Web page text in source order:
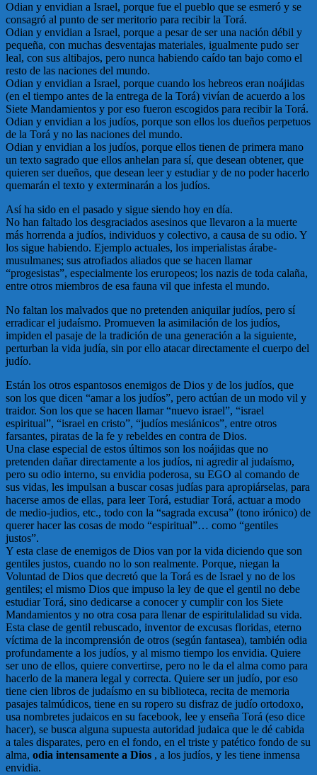
Odian y envidian a Israel, porque fue el pueblo que se esmeró y se
consagró al punto de ser meritorio para recibir la Torá.
Odian y envidian a Israel, porque a pesar de ser una nación débil y
pequeña, con muchas desventajas materiales, igualmente pudo ser
leal, con sus altibajos, pero nunca habiendo caído tan bajo como el
resto de las naciones del mundo.
Odian y envidian a Israel, porque cuando los hebreos eran noájidas
(en el tiempo antes de la entrega de la Torá) vivían de acuerdo a los
Siete Mandamientos y por eso fueron escogidos para recibir la Torá.
Odian y envidian a los judíos, porque son ellos los dueños perpetuos
de la Torá y no las naciones del mundo.
Odian y envidian a los judíos, porque ellos tienen de primera mano
un texto sagrado que ellos anhelan para sí, que desean obtener, que
quieren ser dueños, que desean leer y estudiar y de no poder hacerlo
quemarán el texto y exterminarán a los judíos.
Así ha sido en el pasado y sigue siendo hoy en día.
No han faltado los desgraciados asesinos que llevaron a la muerte
más horrenda a judíos, individuos y colectivo, a causa de su odio. Y
los sigue habiendo. Ejemplo actuales, los imperialistas árabe-
musulmanes; sus atrofiados aliados que se hacen llamar
“progesistas”, especialmente los eruropeos; los nazis de toda calaña,
entre otros miembros de esa fauna vil que infesta el mundo.
No faltan los malvados que no pretenden aniquilar judíos, pero sí
erradicar el judaísmo. Promueven la asimilación de los judíos,
impiden el pasaje de la tradición de una generación a la siguiente,
perturban la vida judía, sin por ello atacar directamente el cuerpo del
judío.
Están los otros espantosos enemigos de Dios y de los judíos, que
son los que dicen “amar a los judíos”, pero actúan de un modo vil y
traidor. Son los que se hacen llamar “nuevo israel”, “israel
espiritual”, “israel en cristo”, “judíos mesiánicos”, entre otros
farsantes, piratas de la fe y rebeldes en contra de Dios.
Una clase especial de estos últimos son los noájidas que no
pretenden dañar directamente a los judíos, ni agredir al judaísmo,
pero su odio interno, su envidia poderosa, su EGO al comando de
sus vidas, les impulsan a buscar cosas judías para apropiárselas, para
hacerse amos de ellas, para leer Torá, estudiar Torá, actuar a modo
de medio-judios, etc., todo con la “sagrada excusa” (tono irónico) de
querer hacer las cosas de modo “espiritual”… como “gentiles
justos”.
Y esta clase de enemigos de Dios van por la vida diciendo que son
gentiles justos, cuando no lo son realmente. Porque, niegan la
Voluntad de Dios que decretó que la Torá es de Israel y no de los
gentiles; el mismo Dios que impuso la ley de que el gentil no debe
estudiar Torá, sino dedicarse a conocer y cumplir con los Siete
Mandamientos y no otra cosa para llenar de espiritulalidad su vida.
Esta clase de gentil rebuscado, inventor de excusas floridas, eterno
víctima de la incomprensión de otros (según fantasea), también odia
profundamente a los judíos, y al mismo tiempo los envidia. Quiere
ser uno de ellos, quiere convertirse, pero no le da el alma como para
hacerlo de la manera legal y correcta. Quiere ser un judío, por eso
tiene cien libros de judaísmo en su biblioteca, recita de memoria
pasajes talmúdicos, tiene en su ropero su disfraz de judío ortodoxo,
usa nombretes judaicos en su facebook, lee y enseña Torá (eso dice
hacer), se busca alguna supuesta autoridad judaica que le dé cabida
a tales disparates, pero en el fondo, en el triste y patético fondo de su
alma, odia intensamente a Dios , a los judíos, y les tiene inmensa
envidia.